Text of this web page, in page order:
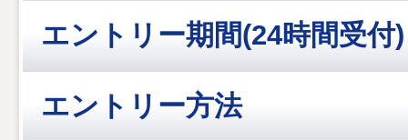
エントリー期間(24時間受付)
エントリー方法